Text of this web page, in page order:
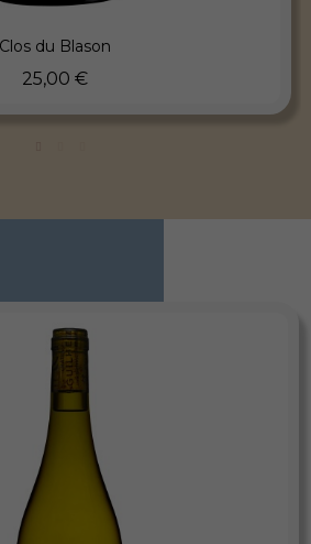
Aperçu rapide
Clos du Blason
25,00 €